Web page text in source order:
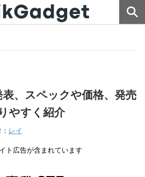
、スペックや価格、発売
やすく紹介
レイ
ト広告が含まれています